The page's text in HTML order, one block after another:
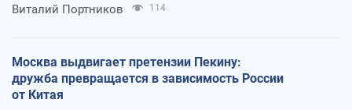
Виталий Портников 114
Москва выдвигает претензии Пекину:
дружба превращается в зависимость России
от Китая